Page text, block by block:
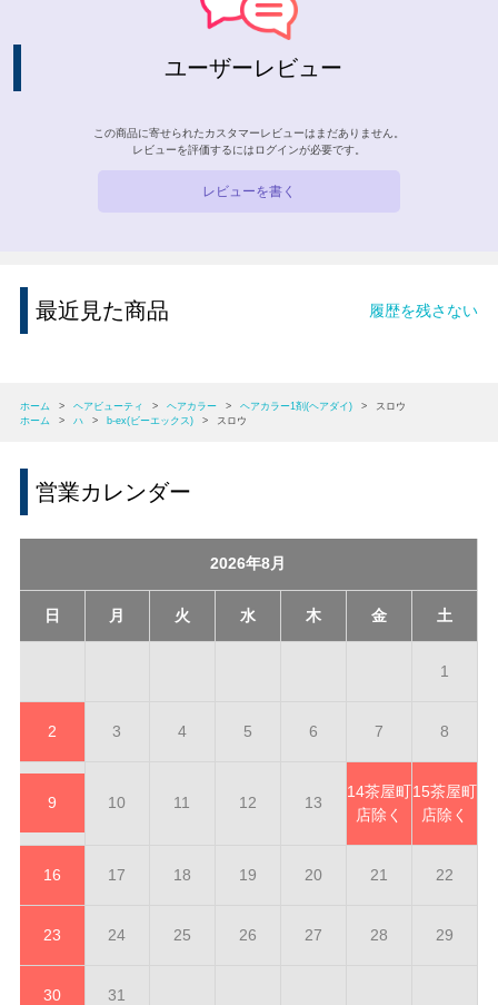
ユーザーレビュー
この商品に寄せられたカスタマーレビューはまだありません。
レビューを評価するには ログインが必要です。
レビューを書く
最近見た商品 履歴を残さない
ホーム > ヘアビューティ > ヘアカラー > ヘアカラー1剤(ヘアダイ) >
スロウ
ホーム
> ハ > b-ex(ビーエックス) > スロウ
営業カレンダー
2026年8月
日 月 火 水 木 金 土
1
2 3 4 5 6 7 8
9 10 11 12 13
14茶屋町
店除く
15茶屋町
店除く
16 17 18 19 20 21 22
23 24 25 26 27 28 29
30 31